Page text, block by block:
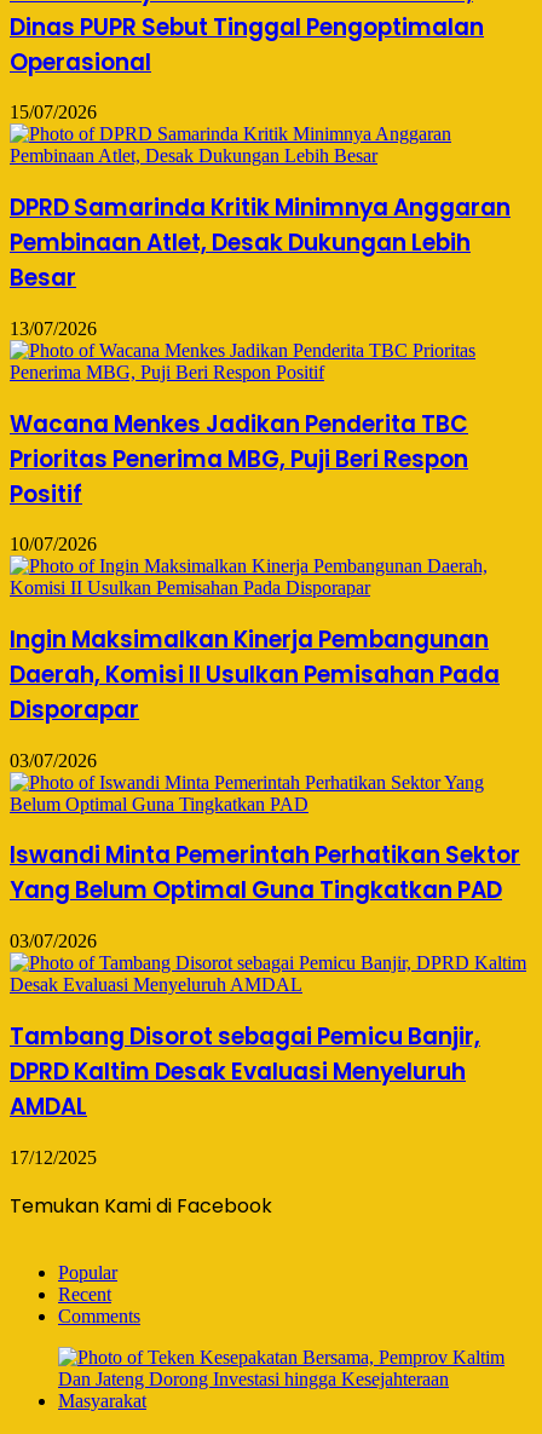
Dinas PUPR Sebut Tinggal Pengoptimalan
Operasional
15/07/2026
DPRD Samarinda Kritik Minimnya Anggaran
Pembinaan Atlet, Desak Dukungan Lebih
Besar
13/07/2026
Wacana Menkes Jadikan Penderita TBC
Prioritas Penerima MBG, Puji Beri Respon
Positif
10/07/2026
Ingin Maksimalkan Kinerja Pembangunan
Daerah, Komisi II Usulkan Pemisahan Pada
Disporapar
03/07/2026
Iswandi Minta Pemerintah Perhatikan Sektor
Yang Belum Optimal Guna Tingkatkan PAD
03/07/2026
Tambang Disorot sebagai Pemicu Banjir,
DPRD Kaltim Desak Evaluasi Menyeluruh
AMDAL
17/12/2025
Temukan Kami di Facebook
Popular
Recent
Comments